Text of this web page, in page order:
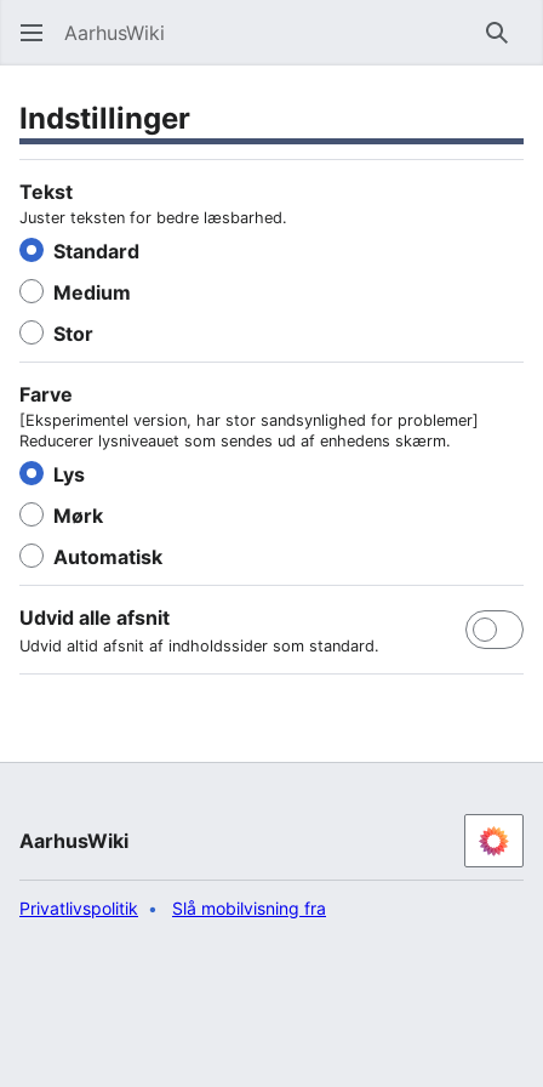
AarhusWiki Søg
Indstillinger
Tekst
Juster teksten for bedre læsbarhed.
Standard
Medium
Stor
Farve
[Eksperimentel version, har stor sandsynlighed for problemer]
Reducerer lysniveauet som sendes ud af enhedens skærm.
Lys
Mørk
Automatisk
Udvid alle afsnit
Udvid altid afsnit af indholdssider som standard.
AarhusWiki
Privatlivspolitik Slå mobilvisning fra